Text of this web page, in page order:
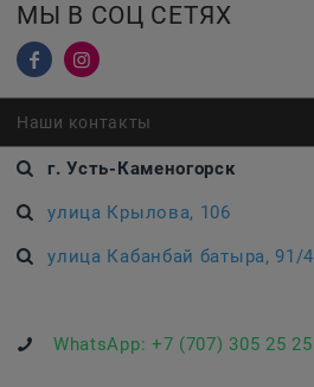
МЫ В СОЦ СЕТЯХ
Наши контакты
г. Усть-Каменогорск
улица Крылова, 106
улица Кабанбай батыра, 91/4
WhatsApp: +7 (707) 305 25 25